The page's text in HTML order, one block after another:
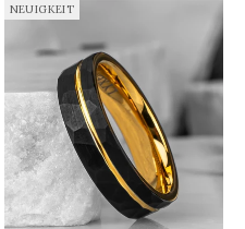
NEUIGKEIT